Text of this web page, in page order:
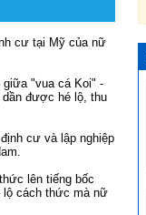
cư tại Mỹ của nữ
giữa "vua cá Koi" -
được hé lộ, thu
cư và lập nghiệp
lên tiếng bốc
lộ cách thức mà nữ